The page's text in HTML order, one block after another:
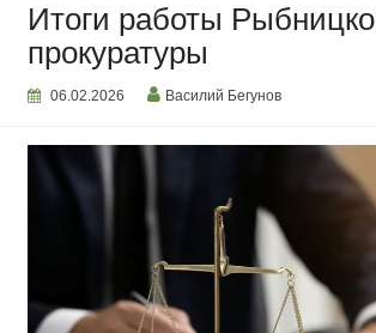
Итоги работы
прокуратуры
06.02.2026 Василий Бегунов